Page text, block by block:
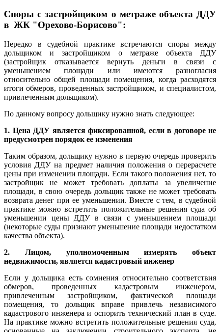
Споры с застройщиком о метраже объекта ДДУ
в ЖК "Орехово-Борисово":
Нередко в судебной практике встречаются споры между
дольщиком и застройщиком о метраже объекта ДДУ
(застройщик отказывается вернуть деньги в связи с
уменьшением площади или имеются разногласия
относительно общей площади помещения, когда расходятся
итоги обмеров, проведенных застройщиком, и специалистом,
привлеченным дольщиком).
По данному вопросу дольщику нужно знать следующее:
1. Цена ДДУ является фиксированной, если в договоре не
предусмотрен порядок ее изменения
Таким образом, дольщику нужно в первую очередь проверить
условия ДДУ на предмет наличия положения о перерасчете
цены при изменении площади. Если такого положения нет, то
застройщик не может требовать доплаты за увеличение
площади, в свою очередь дольщик также не может требовать
возврата денег при ее уменьшении. Вместе с тем, в судебной
практике можно встретить положительные решения суда об
уменьшении цены ДДУ в связи с уменьшением площади
(некоторые суды признают уменьшение площади недостатком
качества объекта).
2. Лицом, уполномоченным измерять объект
недвижимости, является кадастровый инженер
Если у дольщика есть сомнения относительно соответствия
обмеров, проведенных кадастровым инженером,
привлеченным застройщиком, фактической площади
помещения, то дольщик вправе привлечь независимого
кадастрового инженера и оспорить технический план в суде.
На практике можно встретить положительные решения суда,